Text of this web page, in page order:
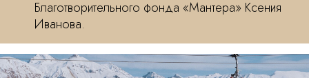
Благотворительного фонда «Мантера» Ксения
Иванова.